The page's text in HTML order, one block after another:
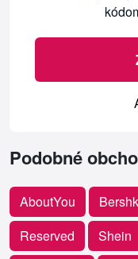
Podobné
AboutYou
Reserved
Shein